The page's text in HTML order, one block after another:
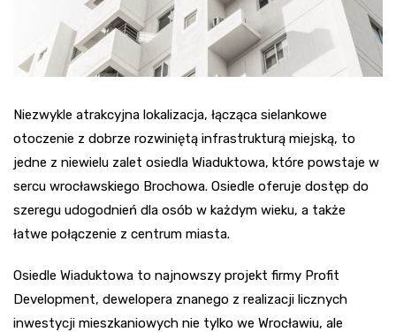
Niezwykle atrakcyjna lokalizacja, łącząca sielankowe
otoczenie z dobrze rozwiniętą infrastrukturą miejską, to
jedne z niewielu zalet osiedla Wiaduktowa, które powstaje w
sercu wrocławskiego Brochowa. Osiedle oferuje dostęp do
szeregu udogodnień dla osób w każdym wieku, a także
łatwe połączenie z centrum miasta.
Osiedle Wiaduktowa to najnowszy projekt firmy Profit
Development, dewelopera znanego z realizacji licznych
inwestycji mieszkaniowych nie tylko we Wrocławiu, ale